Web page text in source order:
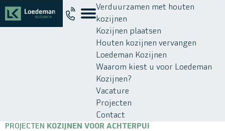
Verduurzamen met houten
kozijnen
Kozijnen plaatsen
Houten kozijnen vervangen
Loedeman Kozijnen
Waarom kiest u voor Loedeman
Kozijnen?
Vacature
Projecten
Contact
PROJECTEN KOZIJNEN VOOR ACHTERPUI